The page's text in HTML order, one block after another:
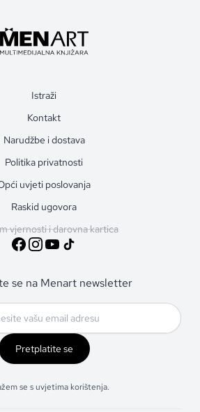
Istraži
Kontakt
Narudžbe i dostava
Politika privatnosti
uvjeti poslovanja
Raskid ugovora
vjernosti i darovna kartica
se na Menart newsletter
Pretplatite se
se s uvjetima korištenja.